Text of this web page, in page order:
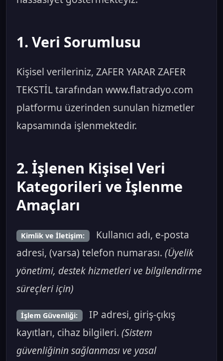
1. Veri Sorumlusu
Kişisel verileriniz, ZAFER YARAR ZAFER
TEKSTİL tarafından www.flatradyo.com
platformu üzerinden sunulan hizmetler
kapsamında işlenmektedir.
2. İşlenen Kişisel Veri
Kategorileri ve İşlenme
Amaçları
Kimlik ve İletişim:
Kullanıcı adı, e-posta
adresi, (varsa) telefon numarası. (Üyelik
yönetimi, destek hizmetleri ve bilgilendirme
süreçleri için)
İşlem Güvenliği:
IP adresi, giriş-çıkış
kayıtları, cihaz bilgileri. (Sistem
güvenliğinin sağlanması ve yasal